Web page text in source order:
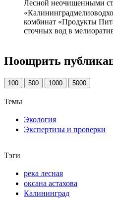
Лесной неочищенными
комбинат «Продукты
сточных вод в
Поощрить
100 500 1000 5000
Темы
Экология
Экспертизы и проверки
Тэги
река лесная
оксана астахова
Калининград